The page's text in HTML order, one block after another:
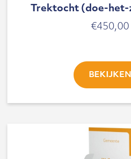
Trektocht (doe-
€450,00
BEKIJKEN